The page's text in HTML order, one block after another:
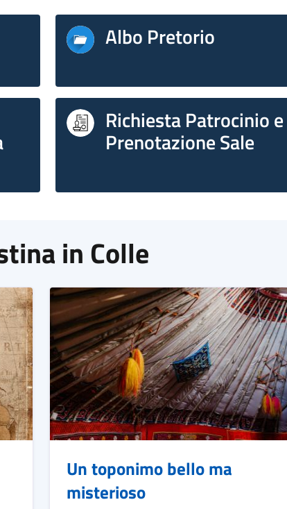
Albo Pretorio
Richiesta Patrocinio e
Prenotazione Sale
in Colle
Un toponimo bello ma
misterioso